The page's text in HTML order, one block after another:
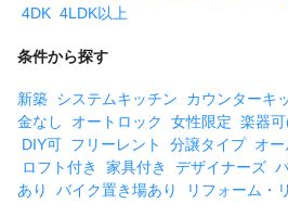
4DK 4LDK以上
条件から探す
新築 システムキッチン カウンターキ
金なし
オートロック 女性限定 楽器
DIY可 フリーレント 分譲タイプ オ
ロフト付き
家具付き デザイナーズ
あり
バイク置き場あり リフォーム・